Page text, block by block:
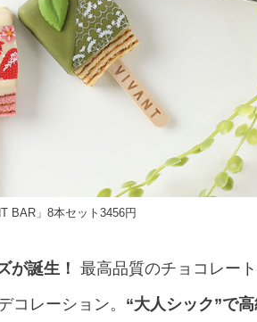
BAR」8本セット3456円
が誕生！
最高品質のチョコレー
コレーション。 “大人シック”で